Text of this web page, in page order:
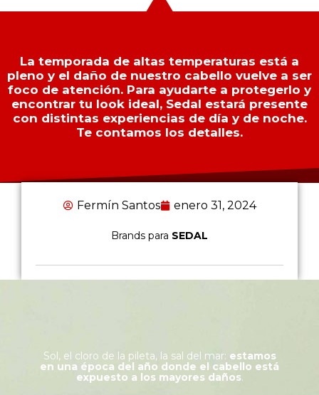
La temporada de altas temperaturas está a
pleno y el daño de nuestro cabello vuelve a ser
foco de atención. Para ayudarte a protegerlo y
encontrar tu look ideal, Sedal estará presente
con distintas experiencias de día y de noche.
Te contamos los detalles.
Fermín Santos enero 31, 2024
Brands para SEDAL
Sol, el cloro de la pileta, la sal del mar: estamos
en una época del año donde el cabello está
expuesto a los mayores daños.